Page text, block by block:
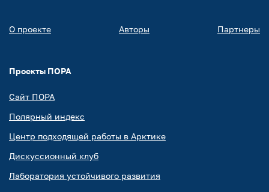
О проекте Авторы Партнеры
Проекты ПОРА
Сайт ПОРА
Полярный индекс
Центр подходящей работы в Арктике
Дискуссионный клуб
Лаборатория устойчивого развития